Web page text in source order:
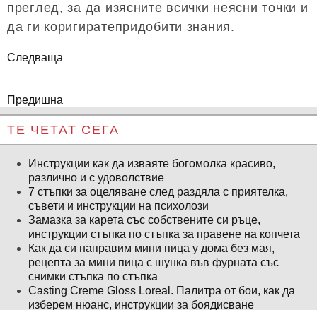
преглед, за да изясните всички неясни точки и
да ги коригиратепридобити знания.
Следваща
Предишна
ТЕ ЧЕТАТ СЕГА
Инструкции как да изваяте богомолка красиво,
различно и с удоволствие
7 стъпки за оцеляване след раздяла с приятелка,
съвети и инструкции на психолози
Замазка за карета със собствените си ръце,
инструкции стъпка по стъпка за правене на копчета
Как да си направим мини пица у дома без мая,
рецепта за мини пица с шунка във фурната със
снимки стъпка по стъпка
Casting Creme Gloss Loreal. Палитра от бои, как да
изберем нюанс, инструкции за боядисване